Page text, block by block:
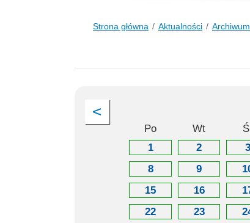
Strona główna Aktualności Archiwum
Po Wt
1
2 3
8
9
15
16
22
23